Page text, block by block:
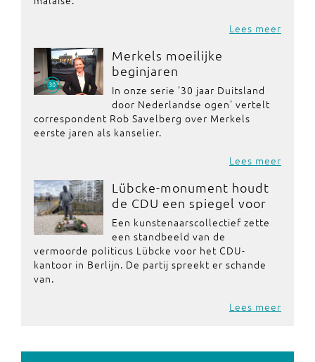
Lees meer
Merkels moeilijke
beginjaren
In onze serie '30 jaar Duitsland
door Nederlandse ogen' vertelt
correspondent Rob Savelberg over Merkels
eerste jaren als kanselier.
Lees meer
Lübcke-monument houdt
de CDU een spiegel voor
Een kunstenaarscollectief zette
een standbeeld van de
vermoorde politicus Lübcke voor het CDU-
kantoor in Berlijn. De partij spreekt er schande
van.
Lees meer